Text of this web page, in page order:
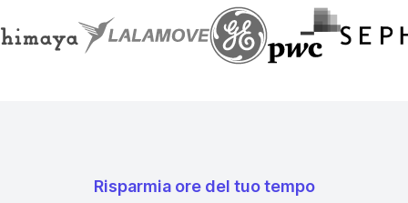
Risparmia ore del tuo tempo